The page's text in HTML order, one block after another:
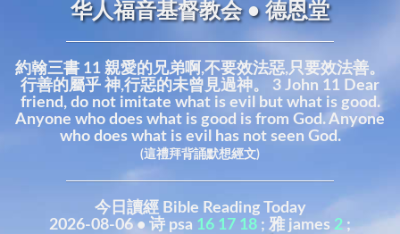
华人福音基督教会 • 德恩堂
約翰三書 11 親愛的兄弟啊,不要效法惡,只要效法善。
行善的屬乎 神,行惡的未曾見過神。 3 John 11 Dear
friend, do not imitate what is evil but what is good.
Anyone who does what is good is from God. Anyone
who does what is evil has not seen God.
(這禮拜背誦默想經文)
今日讀經 Bible Reading Today
2026-08-06 • 诗 psa 16 17 18 ; 雅 james 2 ;